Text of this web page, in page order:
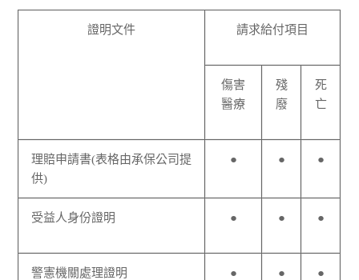
證明文件 請求給付項目
傷害
醫療
殘
廢
死
亡
理賠申請書(表格由承保公司提
供)
● ● ●
受益人身份證明 ● ● ●
警憲機關處理證明 ● ● ●